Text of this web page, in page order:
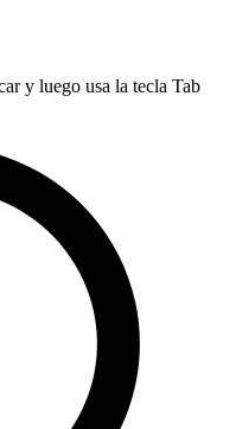
y luego usa la tecla Tab